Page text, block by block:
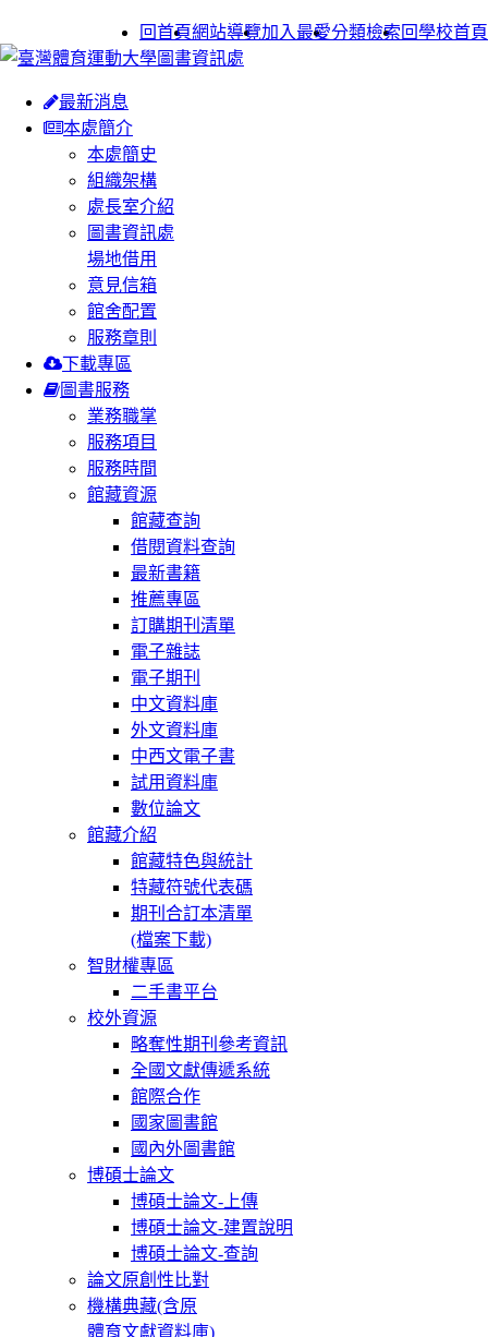
回學校首頁
分類檢索
加入最愛
網站導覽
回首頁
最新消息
本處簡介
本處簡史
組織架構
處長室介紹
圖書資訊處
場地借用
意見信箱
館舍配置
服務章則
下載專區
圖書服務
業務職掌
服務項目
服務時間
館藏資源
館藏查詢
借閱資料查詢
最新書籍
推薦專區
訂購期刊清單
電子雜誌
電子期刊
中文資料庫
外文資料庫
中西文電子書
試用資料庫
數位論文
館藏介紹
館藏特色與統計
特藏符號代表碼
期刊合訂本清單
(檔案下載)
智財權專區
二手書平台
校外資源
略奪性期刊參考資訊
全國文獻傳遞系統
館際合作
國家圖書館
國內外圖書館
博碩士論文
博碩士論文-上傳
博碩士論文-建置說明
博碩士論文-查詢
論文原創性比對
機構典藏(含原
體育文獻資料庫)